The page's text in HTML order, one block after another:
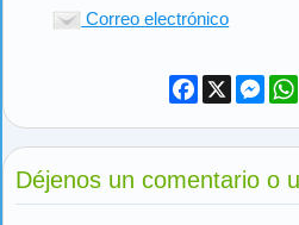
Correo electrónico
Facebook
X
Déjenos un comentario o